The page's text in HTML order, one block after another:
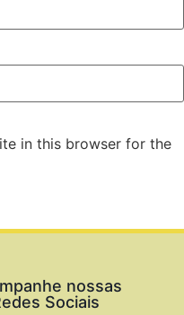
in this browser for the
nossas
Sociais